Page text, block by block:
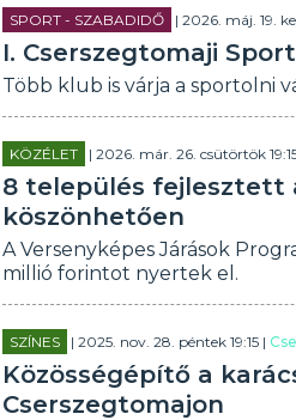
SPORT - SZABADIDŐ | 2026. máj. 19.
I. Cserszegtomaji
Több klub is várja a sportolni
KÖZÉLET | 2026. már. 26. csütörtök
8 település fejlesztett
köszönhetően
A Versenyképes Járások
millió forintot nyertek el.
SZÍNES | 2025. nov. 28. péntek 19:15 |
Közösségépítő a
Cserszegtomajon